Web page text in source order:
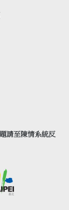
請至陳情系統反